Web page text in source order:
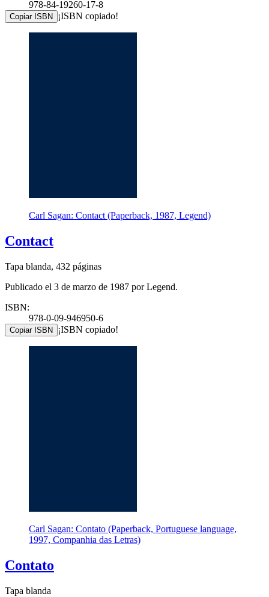
978-84-19260-17-8
Copiar ISBN ¡ISBN copiado!
Carl Sagan: Contact (Paperback, 1987, Legend)
Contact
Tapa blanda, 432 páginas
Publicado el 3 de marzo de 1987 por Legend.
ISBN:
978-0-09-946950-6
Copiar ISBN ¡ISBN copiado!
Carl Sagan: Contato (Paperback, Portuguese language,
1997, Companhia das Letras)
Contato
Tapa blanda